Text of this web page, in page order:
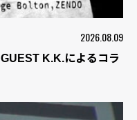
2026.08.09
K.K.によるコラ